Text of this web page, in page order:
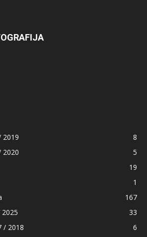
2019
8
2020
5
19
1
167
33
/ 2018
6